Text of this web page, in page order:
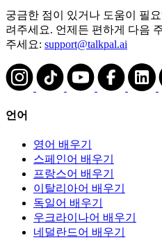
궁금한 점이 있거나 도움이 필
려주세요. 언제든 편하게 다음
주세요: support@talkpal.ai
언어
영어 배우기
스페인어 배우기
프랑스어 배우기
이탈리아어 배우기
독일어 배우기
우크라이나어 배우기
네덜란드어 배우기